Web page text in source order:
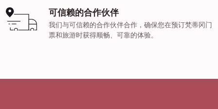
可信赖的合作伙伴
我们与可信赖的合作伙伴合作，确保您在预订梵蒂冈门
票和旅游时获得顺畅、可靠的体验。